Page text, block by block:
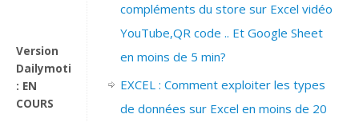
Version
Dailymotion
: EN
COURS
compléments du store sur Excel vidéo
YouTube,QR code .. Et Google Sheet
en moins de 5 min?
EXCEL : Comment exploiter les types
de données sur Excel en moins de 20